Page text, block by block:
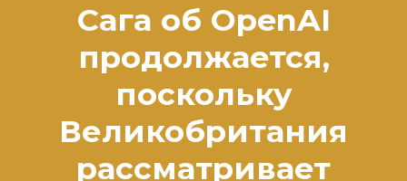
Сага об OpenAI
продолжается,
поскольку
Великобритания
рассматривает